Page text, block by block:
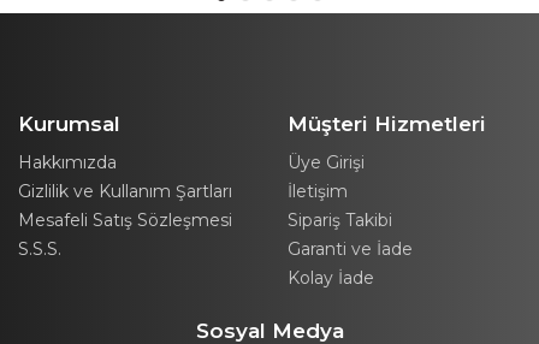
Kurumsal
Hakkımızda
Gizlilik ve Kullanım Şartları
Mesafeli Satış Sözleşmesi
S.S.S.
Müşteri Hizmetleri
Üye Girişi
İletişim
Sipariş Takibi
Garanti ve İade
Kolay İade
Sosyal Medya